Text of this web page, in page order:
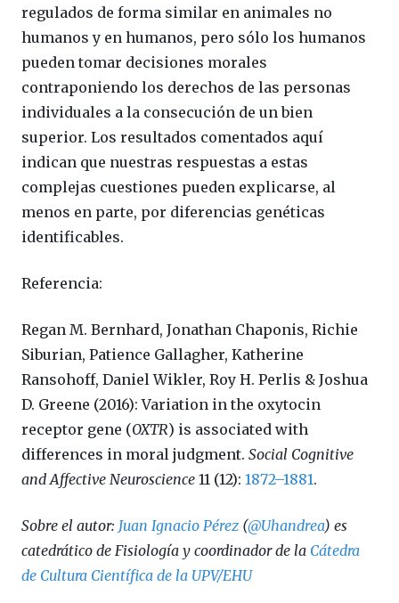
regulados de forma similar en animales no
humanos y en humanos, pero sólo los humanos
pueden tomar decisiones morales
contraponiendo los derechos de las personas
individuales a la consecución de un bien
superior. Los resultados comentados aquí
indican que nuestras respuestas a estas
complejas cuestiones pueden explicarse, al
menos en parte, por diferencias genéticas
identificables.
Referencia:
Regan M. Bernhard, Jonathan Chaponis, Richie
Siburian, Patience Gallagher, Katherine
Ransohoff, Daniel Wikler, Roy H. Perlis & Joshua
D. Greene (2016):Variation in the oxytocin
receptor gene (OXTR) is associated with
differences in moral judgment. Social Cognitive
and Affective Neuroscience 11 (12): 1872–1881.
Sobre el autor: Juan Ignacio Pérez (@Uhandrea) es
catedrático de Fisiología y coordinador de la Cátedra
de Cultura Científica de la UPV/EHU